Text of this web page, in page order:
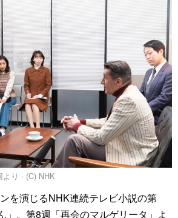
より - (C) NHK
を演じるNHK連続テレビ小説の第
」。第8週「再会のマルゲリータ」よ